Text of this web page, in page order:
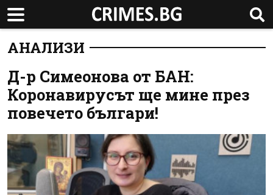
АНАЛИЗИ
Д-р Симеонова от БАН:
Коронавирусът ще мине през
повечето българи!